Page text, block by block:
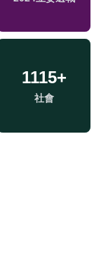
1115+
社會